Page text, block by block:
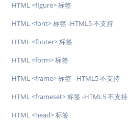
HTML <figure> 标签
HTML <font> 标签 -HTML5 不支持
HTML <footer> 标签
HTML <form> 标签
HTML <frame> 标签 - HTML5 不支持
HTML <frameset> 标签 -HTML5 不支持
HTML <head> 标签